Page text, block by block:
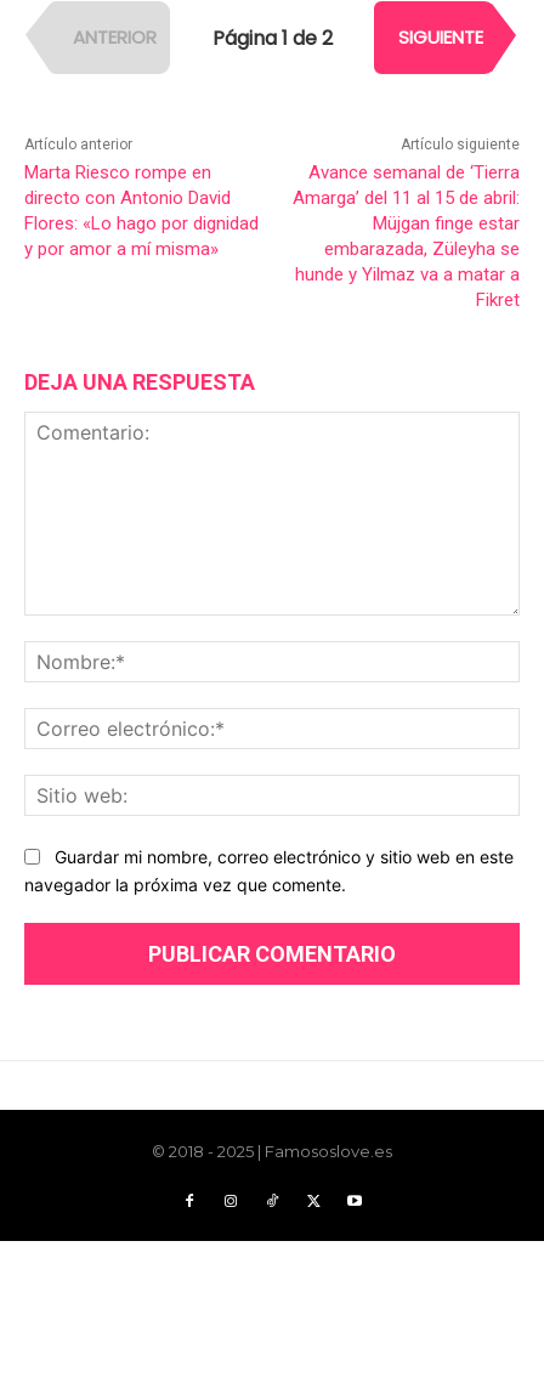
© 2018 - 2025 | Famososlove.es